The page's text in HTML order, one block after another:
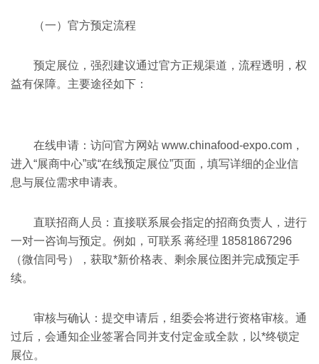
（一）官方预定流程
预定展位，强烈建议通过官方正规渠道，流程透明，权
益有保障。主要途径如下：
在线申请：访问官方网站 www.chinafood-expo.com，
进入“展商中心”或“在线预定展位”页面，填写详细的企业信
息与展位需求申请表。
直联招商人员：直接联系展会指定的招商负责人，进行
一对一咨询与预定。例如，可联系 蒋经理 18581867296
（微信同号），获取*新价格表、剩余展位图并完成预定手
续。
审核与确认：提交申请后，组委会将进行资格审核。通
过后，会通知企业签署合同并支付定金或全款，以*终锁定
展位。